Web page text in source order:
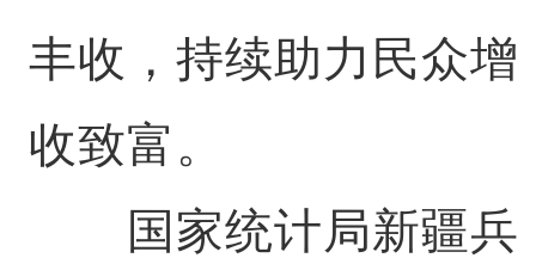
丰收，持续助力民众增
收致富。
国家统计局新疆兵